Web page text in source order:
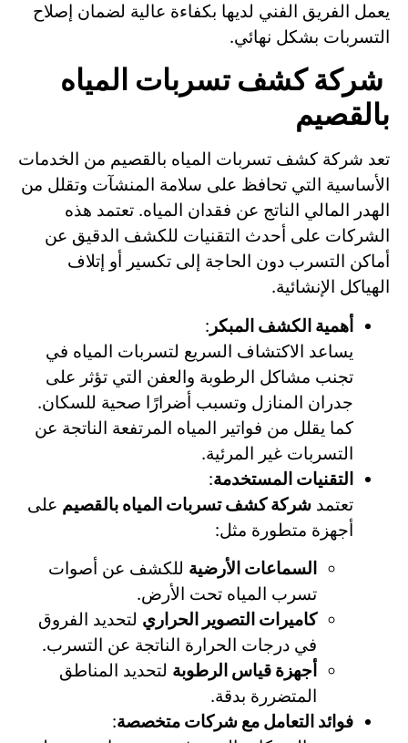
يعمل الفريق الفني لديها بكفاءة عالية لضمان إصلاح
التسربات بشكل نهائي.
شركة كشف تسربات المياه
بالقصيم
تعد شركة كشف تسربات المياه بالقصيم من الخدمات
الأساسية التي تحافظ على سلامة المنشآت وتقلل من
الهدر المالي الناتج عن فقدان المياه. تعتمد هذه
الشركات على أحدث التقنيات للكشف الدقيق عن
أماكن التسرب دون الحاجة إلى تكسير أو إتلاف
الهياكل الإنشائية.
أهمية الكشف المبكر :
يساعد الاكتشاف السريع لتسربات المياه في
تجنب مشاكل الرطوبة والعفن التي تؤثر على
جدران المنازل وتسبب أضرارًا صحية للسكان.
كما يقلل من فواتير المياه المرتفعة الناتجة عن
التسربات غير المرئية.
التقنيات المستخدمة:
تعتمد شركة كشف تسربات المياه بالقصيم على
أجهزة متطورة مثل:
السماعات الأرضية للكشف عن أصوات
تسرب المياه تحت الأرض.
كاميرات التصوير الحراري لتحديد الفروق
في درجات الحرارة الناتجة عن التسرب.
أجهزة قياس الرطوبة لتحديد المناطق
المتضررة بدقة.
فوائد التعامل مع شركات متخصصة: